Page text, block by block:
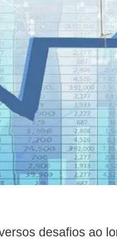
desafios ao